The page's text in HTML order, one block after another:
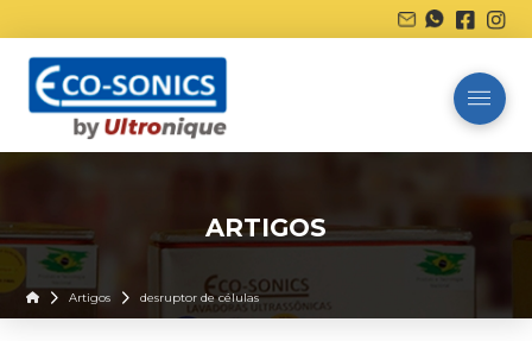
ARTIGOS
HomeArtigos desruptor de células